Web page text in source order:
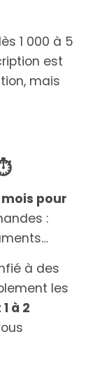
1 000 à 5
est
mais
pour
:
à des
les
à 2